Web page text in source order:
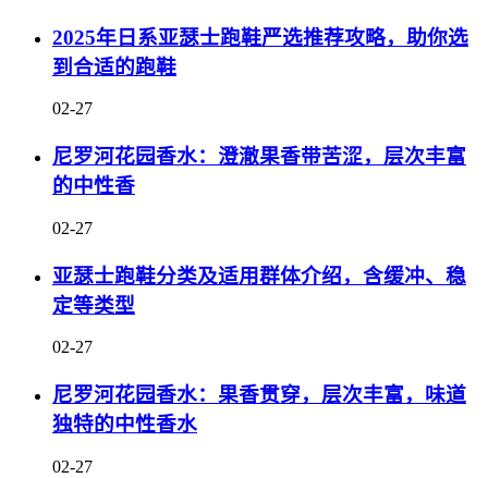
2025年日系亚瑟士跑鞋严选推荐攻略，助你选
到合适的跑鞋
02-27
尼罗河花园香水：澄澈果香带苦涩，层次丰富
的中性香
02-27
亚瑟士跑鞋分类及适用群体介绍，含缓冲、稳
定等类型
02-27
尼罗河花园香水：果香贯穿，层次丰富，味道
独特的中性香水
02-27